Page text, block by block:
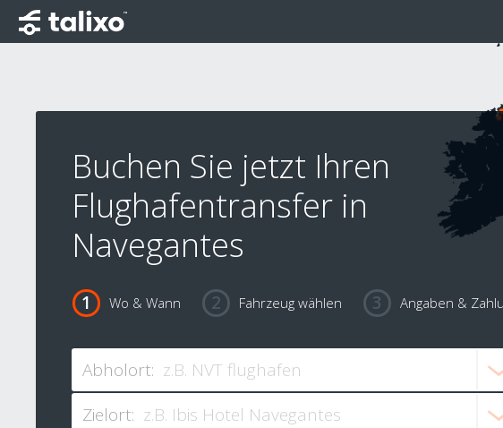
Buchen Sie jetzt Ihren
Flughafentransfer in
Navegantes
Wo & Wann Fahrzeug wählen Angaben &
Abholort:
Zielort: